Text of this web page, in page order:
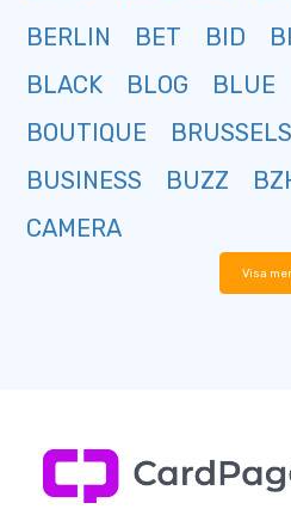
BERLIN
BET BID
BLACK
BLOG BLUE
BOUTIQUE
BRUSSELS
BUSINESS
BUZZ
CAMERA
Visa mer